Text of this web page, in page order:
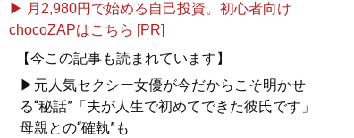
▶ 月2,980円で始める自己投資。初心者向け
chocoZAPはこちら [PR]
【今この記事も読まれています】
▶元人気セクシー女優が今だからこそ明かせ
る“秘話”「夫が人生で初めてできた彼氏です」
母親との“確執”も